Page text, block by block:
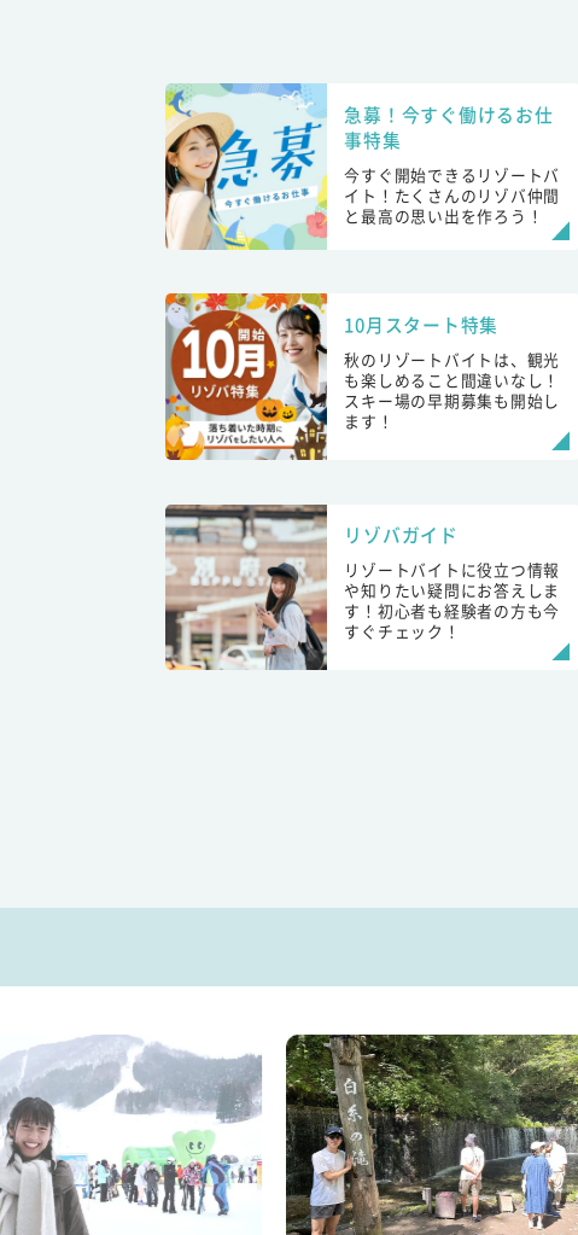
急募！今すぐ働けるお仕
事特集
今すぐ開始できるリゾートバ
イト！たくさんのリゾバ仲間
と最高の思い出を作ろう！
10月スタート特集
秋のリゾートバイトは、観光
も楽しめること間違いなし！
スキー場の早期募集も開始し
ます！
リゾバガイド
リゾートバイトに役立つ情報
や知りたい疑問にお答えしま
す！初心者も経験者の方も今
すぐチェック！